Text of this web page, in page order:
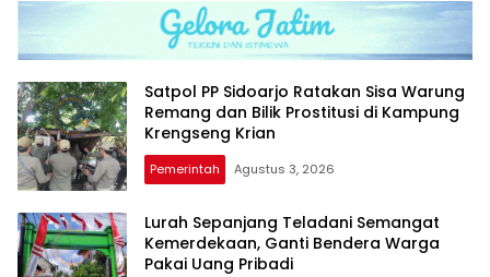
Kompetensi
Satpol PP Sidoarjo Ratakan Sisa Warung
Remang dan Bilik Prostitusi di Kampung
Krengseng Krian
Pemerintah Agustus 3, 2026
Lurah Sepanjang Teladani Semangat
Kemerdekaan, Ganti Bendera Warga
Pakai Uang Pribadi